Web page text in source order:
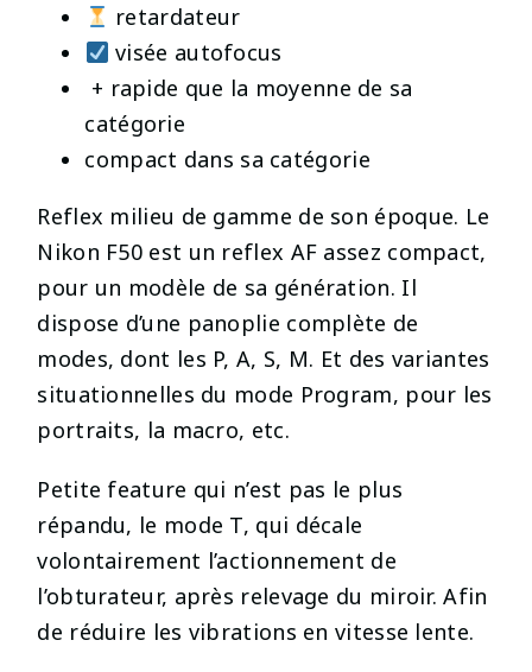
retardateur
visée autofocus
️ + rapide que la moyenne de sa
catégorie
compact dans sa catégorie
Reflex milieu de gamme de son époque. Le
Nikon F50 est un reflex AF assez compact,
pour un modèle de sa génération. Il
dispose d’une panoplie complète de
modes, dont les P, A, S, M. Et des variantes
situationnelles du mode Program, pour les
portraits, la macro, etc.
Petite feature qui n’est pas le plus
répandu, le mode T, qui décale
volontairement l’actionnement de
l’obturateur, après relevage du miroir. Afin
de réduire les vibrations en vitesse lente.